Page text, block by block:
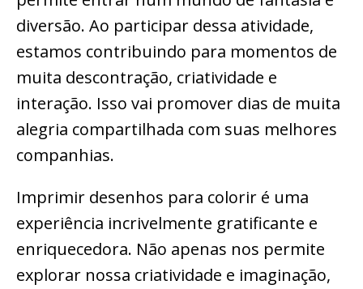
diversão. Ao participar dessa atividade,
estamos contribuindo para momentos de
muita descontração, criatividade e
interação. Isso vai promover dias de muita
alegria compartilhada com suas melhores
companhias.
Imprimir desenhos para colorir é uma
experiência incrivelmente gratificante e
enriquecedora. Não apenas nos permite
explorar nossa criatividade e imaginação,